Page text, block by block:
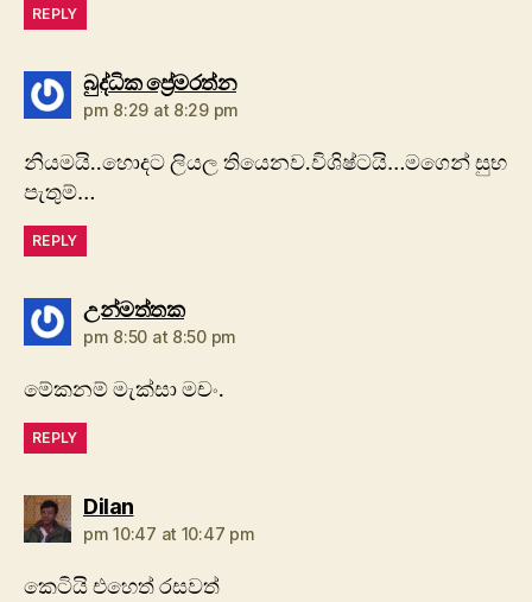
REPLY
බුද්ධික ප්‍රේමරත්නsays:
pm 8:29 at 8:29 pm
නියමයි..හොදට ලියල තියෙනව.විශිෂ්ටයි…මගෙන් සුභ
පැතුම්…
REPLY
උන්මත්තකsays:
pm 8:50 at 8:50 pm
මේකනම් මැක්සා මචං.
REPLY
Dilansays:
pm 10:47 at 10:47 pm
කෙටියි එහෙත් රසවත්